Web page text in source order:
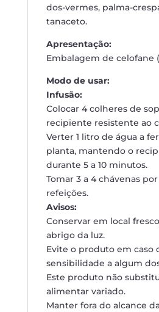
dos-vermes, palma-
tanaceto.
Apresentação:
Embalagem de celofane
Modo de usar:
Infusão:
Colocar 4 colheres de
recipiente resistente ao
Verter 1 litro de água a
planta, mantendo o
durante 5 a 10 minutos.
Tomar 3 a 4 chávenas
refeições.
Avisos:
Conservar em local
abrigo da luz.
Evite o produto em caso
sensibilidade a algum
Este produto não
alimentar variado.
Manter fora do alcance